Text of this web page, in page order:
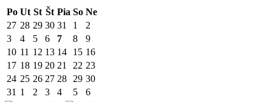
Po Ut St Št Pia So Ne
27 28 29 30 31 1
2
3
4 5 6 7 8
9
10 11 12 13 14 15 16
17 18 19 20 21 22 23
24 25 26 27 28 29 30
31 1 2 3 4 5 6